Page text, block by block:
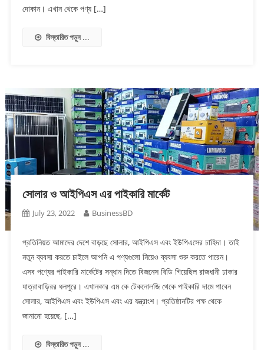
দোকান। এখান থেকে পণ্য […]
বিস্তারিত পড়ুন ...
সোলার ও আইপিএস এর পাইকারি মার্কেট
July 23, 2022 BusinessBD
প্রতিনিয়ত আমাদের দেশে বাড়ছে সোলার, আইপিএস এবং ইউপিএসের চাহিদা। তাই
নতুন ব্যবসা করতে চাইলে আপনি এ পণ্যগুলো নিয়েও ব্যবসা শুরু করতে পারেন।
এসব পণ্যের পাইকারি মার্কেটের সন্ধান দিতে বিজনেস বিডি গিয়েছিল রাজধানী ঢাকার
যাত্রাবাড়িরর ধলপুরে। এখানকার এম কে টেকনোলজি থেকে পাইকারি দামে পাবেন
সোলার, আইপিএস এবং ইউপিএস এবং এর যন্ত্রাংশ। প্রতিষ্ঠানটির পক্ষ থেকে
জানানো হয়েছে, […]
বিস্তারিত পড়ুন ...